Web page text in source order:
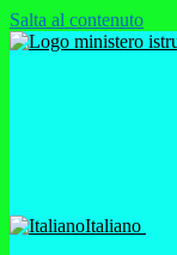
Salta al contenuto
Italiano